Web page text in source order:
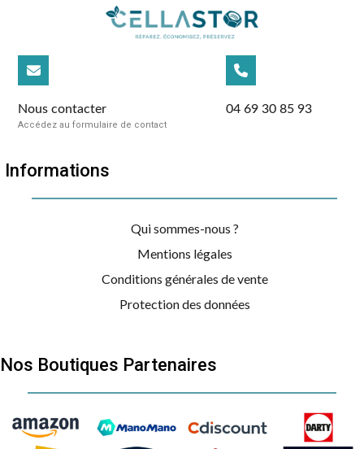
Nous contacter
Accédez au formulaire de contact
04 69 30 85 93
Informations
Qui sommes-nous ?
Mentions légales
Conditions générales de vente
Protection des données
Nos Boutiques Partenaires